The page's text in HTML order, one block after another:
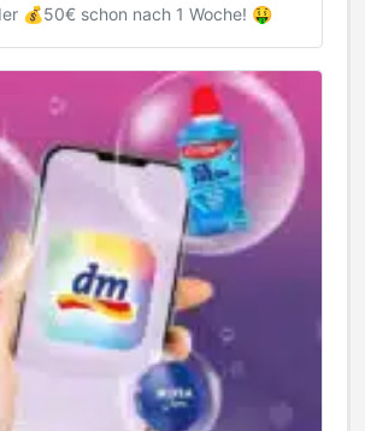
💰50€ schon nach 1 Woche! 🤑